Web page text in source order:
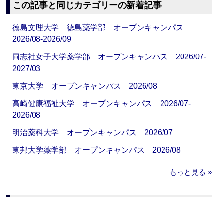
この記事と同じカテゴリーの新着記事
徳島文理大学 徳島薬学部 オープンキャンパス
2026/08-2026/09
同志社女子大学薬学部 オープンキャンパス 2026/07-
2027/03
東京大学 オープンキャンパス 2026/08
高崎健康福祉大学 オープンキャンパス 2026/07-
2026/08
明治薬科大学 オープンキャンパス 2026/07
東邦大学薬学部 オープンキャンパス 2026/08
もっと見る »